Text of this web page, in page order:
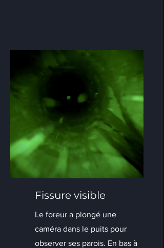
Fissure visible
Le foreur a plongé une
caméra dans le puits pour
observer ses parois. En bas à